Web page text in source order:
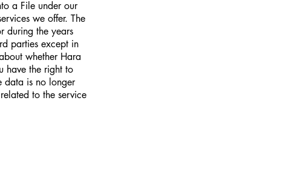
a File under our
we offer. The
during the years
parties except in
whether Hara
have the right to
data is no longer
to the service